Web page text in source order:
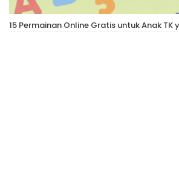
15 Permainan Online Gratis untuk Anak TK